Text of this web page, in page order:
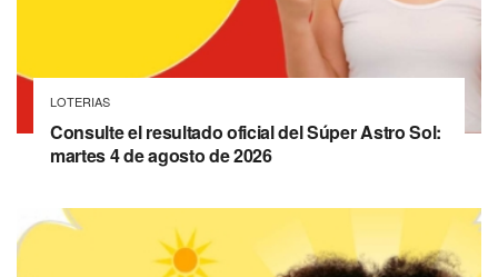
LOTERIAS
Consulte el resultado oficial del Súper Astro Sol:
martes 4 de agosto de 2026